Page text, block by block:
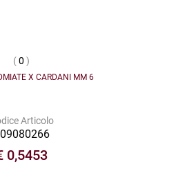
(0 )
X CARDANI MM 6
Articolo
0,5453